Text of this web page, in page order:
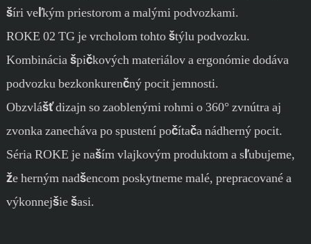
šíri veľkým priestorom a malými podvozkami.
ROKE 02 TG je vrcholom tohto štýlu podvozku.
Kombinácia špičkových materiálov a ergonómie dodáva
podvozku bezkonkurenčný pocit jemnosti.
Obzvlášť dizajn so zaoblenými rohmi o 360° zvnútra aj
zvonka zanecháva po spustení počítača nádherný pocit.
Séria ROKE je naším vlajkovým produktom a sľubujeme,
že herným nadšencom poskytneme malé, prepracované a
výkonnejšie šasi.